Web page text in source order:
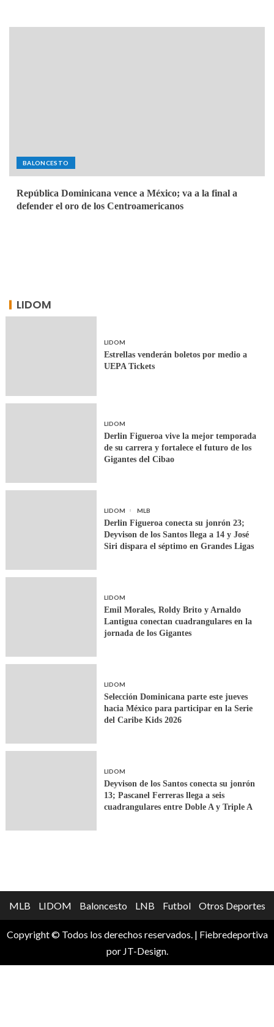
BALONCESTO
República Dominicana vence a México; va a la final a
defender el oro de los Centroamericanos
LIDOM
LIDOM
Estrellas venderán boletos por medio a
UEPA Tickets
LIDOM
Derlin Figueroa vive la mejor temporada
de su carrera y fortalece el futuro de los
Gigantes del Cibao
LIDOM MLB
Derlin Figueroa conecta su jonrón 23;
Deyvison de los Santos llega a 14 y José
Siri dispara el séptimo en Grandes Ligas
LIDOM
Emil Morales, Roldy Brito y Arnaldo
Lantigua conectan cuadrangulares en la
jornada de los Gigantes
LIDOM
Selección Dominicana parte este jueves
hacia México para participar en la Serie
del Caribe Kids 2026
LIDOM
Deyvison de los Santos conecta su jonrón
13; Pascanel Ferreras llega a seis
cuadrangulares entre Doble A y Triple A
MLB LIDOM Baloncesto LNB Futbol Otros Deportes
Copyright © Todos los derechos reservados. | Fiebredeportiva
por JT-Design.